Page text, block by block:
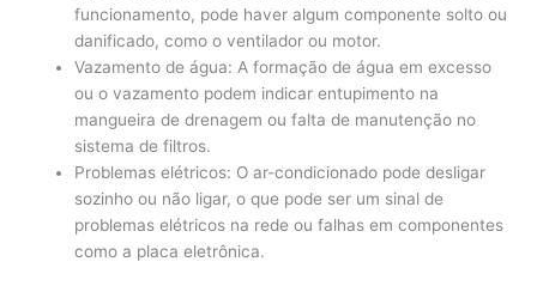
funcionamento, pode haver algum componente solto ou
danificado, como o ventilador ou motor.
Vazamento de água: A formação de água em excesso
ou o vazamento podem indicar entupimento na
mangueira de drenagem ou falta de manutenção no
sistema de filtros.
Problemas elétricos: O ar-condicionado pode desligar
sozinho ou não ligar, o que pode ser um sinal de
problemas elétricos na rede ou falhas em componentes
como a placa eletrônica.